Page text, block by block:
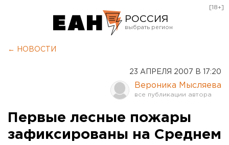
РОССИЯ
Оренбург
[18+]
← НОВОСТИ
23 АПРЕЛЯ 2007 В 17:20
Вероника Мысляева
Первые лесные пожары
зафиксированы на Среднем